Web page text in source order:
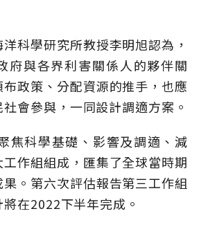
科學研究所教授李明旭認為，
府與各界利害關係人的夥伴關
政策、分配資源的推手，也應
會參與，一同設計調適方案。
焦科學基礎、影響及調適、減
作組組成，匯集了全球當時期
。第六次評估報告第三工作組
在2022下半年完成。